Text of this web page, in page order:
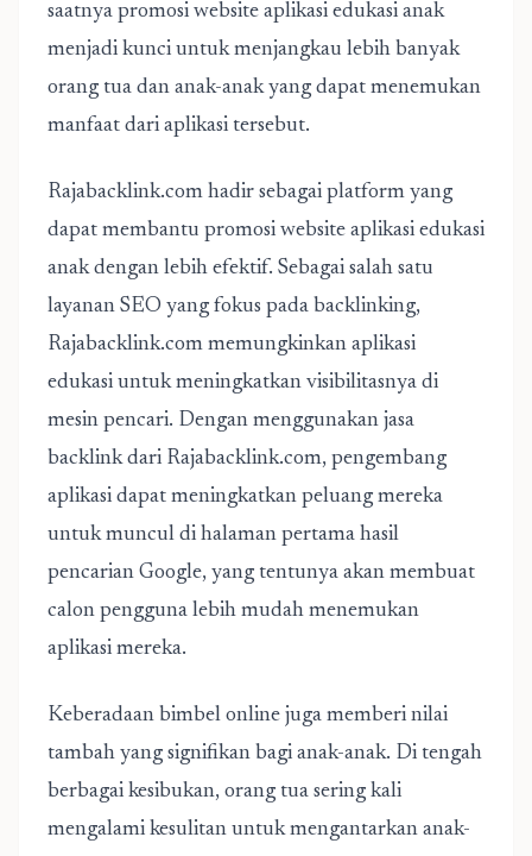
saatnya promosi website aplikasi edukasi anak
menjadi kunci untuk menjangkau lebih banyak
orang tua dan anak-anak yang dapat menemukan
manfaat dari aplikasi tersebut.
Rajabacklink.com hadir sebagai platform yang
dapat membantu promosi website aplikasi edukasi
anakdengan lebih efektif. Sebagai salah satu
layanan SEO yang fokus pada backlinking,
Rajabacklink.com memungkinkan aplikasi
edukasi untuk meningkatkan visibilitasnya di
mesin pencari. Dengan menggunakan jasa
backlink dari Rajabacklink.com, pengembang
aplikasi dapat meningkatkan peluang mereka
untuk muncul di halaman pertama hasil
pencarian Google, yang tentunya akan membuat
calon pengguna lebih mudah menemukan
aplikasi mereka.
Keberadaan bimbel online juga memberi nilai
tambah yang signifikan bagi anak-anak. Di tengah
berbagai kesibukan, orang tua sering kali
mengalami kesulitan untuk mengantarkan anak-